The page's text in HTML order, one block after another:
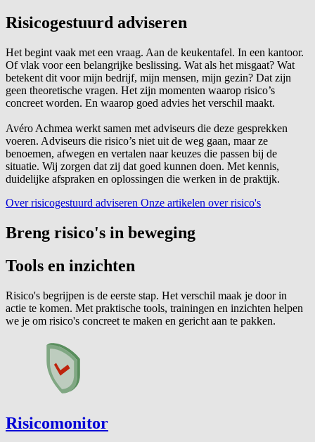
Risicogestuurd adviseren
Het begint vaak met een vraag. Aan de keukentafel. In een kantoor.
Of vlak voor een belangrijke beslissing. Wat als het misgaat? Wat
betekent dit voor mijn bedrijf, mijn mensen, mijn gezin? Dat zijn
geen theoretische vragen. Het zijn momenten waarop risico’s
concreet worden. En waarop goed advies het verschil maakt.
Avéro Achmea werkt samen met adviseurs die deze gesprekken
voeren. Adviseurs die risico’s niet uit de weg gaan, maar ze
benoemen, afwegen en vertalen naar keuzes die passen bij de
situatie. Wij zorgen dat zij dat goed kunnen doen. Met kennis,
duidelijke afspraken en oplossingen die werken in de praktijk.
Over risicogestuurd adviseren Onze artikelen over risico's
Breng risico's in beweging
Tools en inzichten
Risico's begrijpen is de eerste stap. Het verschil maak je door in
actie te komen. Met praktische tools, trainingen en inzichten helpen
we je om risico's concreet te maken en gericht aan te pakken.
Risicomonitor